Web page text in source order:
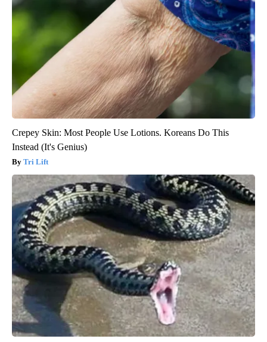
Crepey Skin: Most People Use Lotions. Koreans Do This
Instead (It's Genius)
Tri Lift